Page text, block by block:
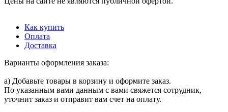
Как купить
Оплата
Доставка
Варианты оформления заказа:
а) Добавьте товары в корзину и оформите заказ.
По указанным вами данным с вами свяжется сотрудник,
уточнит заказ и отправит вам счет на оплату.